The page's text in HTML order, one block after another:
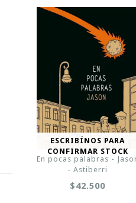
ESCRIBÍNOS PARA
CONFIRMAR STOCK
En pocas palabras -
- Astiberri
$42.500